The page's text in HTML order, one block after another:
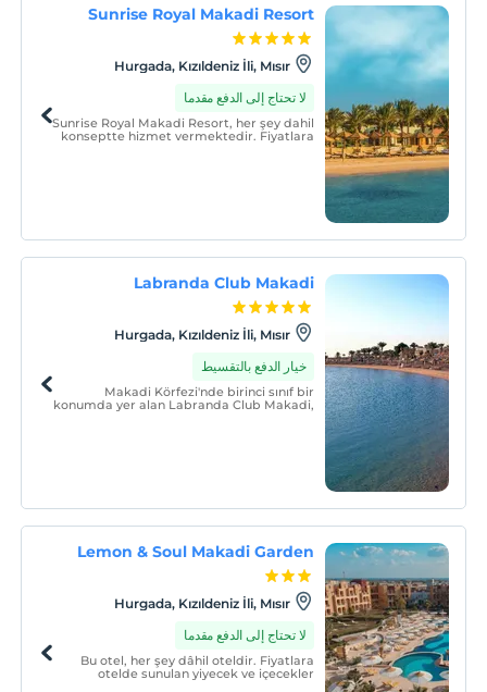
Sunrise Royal Makadi Resort
Hurgada, Kızıldeniz İli, Mısır
لا تحتاج إلى الدفع مقدما
Sunrise Royal Makadi Resort, her şey dahil
konseptte hizmet vermektedir. Fiyatlara
Labranda Club Makadi
Hurgada, Kızıldeniz İli, Mısır
خيار الدفع بالتقسيط
Makadi Körfezi'nde birinci sınıf bir
konumda yer alan Labranda Club Makadi,
Lemon & Soul Makadi Garden
Hurgada, Kızıldeniz İli, Mısır
لا تحتاج إلى الدفع مقدما
Bu otel, her şey dâhil oteldir. Fiyatlara
otelde sunulan yiyecek ve içecekler